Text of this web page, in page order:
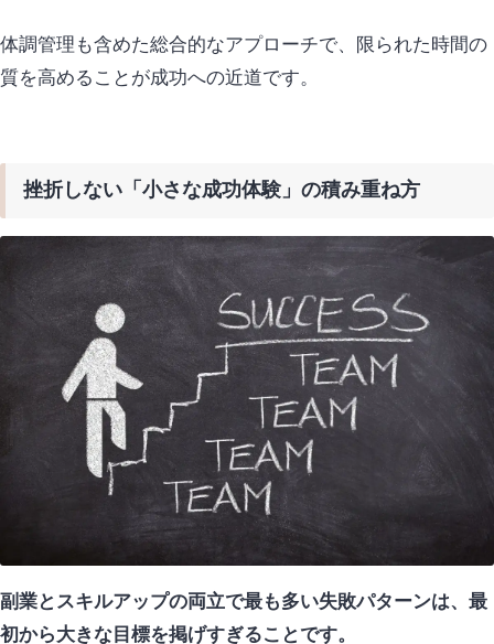
体調管理も含めた総合的なアプローチで、限られた時間の
質を高めることが成功への近道です。
挫折しない「小さな成功体験」の積み重ね方
副業とスキルアップの両立で最も多い失敗パターンは、最
初から大きな目標を掲げすぎることです。